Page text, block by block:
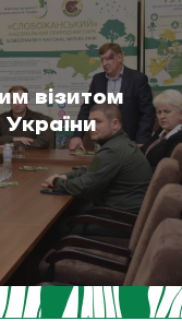
візитом
України